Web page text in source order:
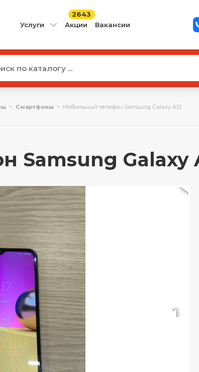
Услуги Акции
2643
Вакансии
Смартфоны Мобильный телефон Samsung Galaxy A12
Galaxy